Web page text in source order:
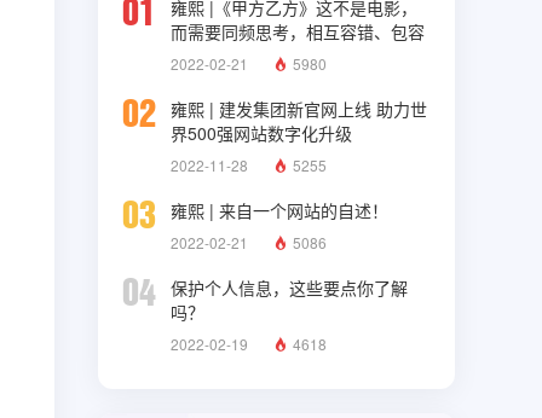
01
雍熙 |《甲方乙方》这不是电影，
而需要同频思考，相互容错、包容
与理解
2022-02-21 5980
02 雍熙 | 建发集团新官网上线 助力世
界500强网站数字化升级
2022-11-28 5255
03 雍熙 | 来自一个网站的自述！
2022-02-21 5086
04
保护个人信息，这些要点你了解
吗？
2022-02-19 4618